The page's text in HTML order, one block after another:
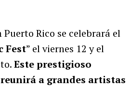
Rico se celebrará el
Fest” el viernes 12 y el
Este prestigioso
a grandes artistas